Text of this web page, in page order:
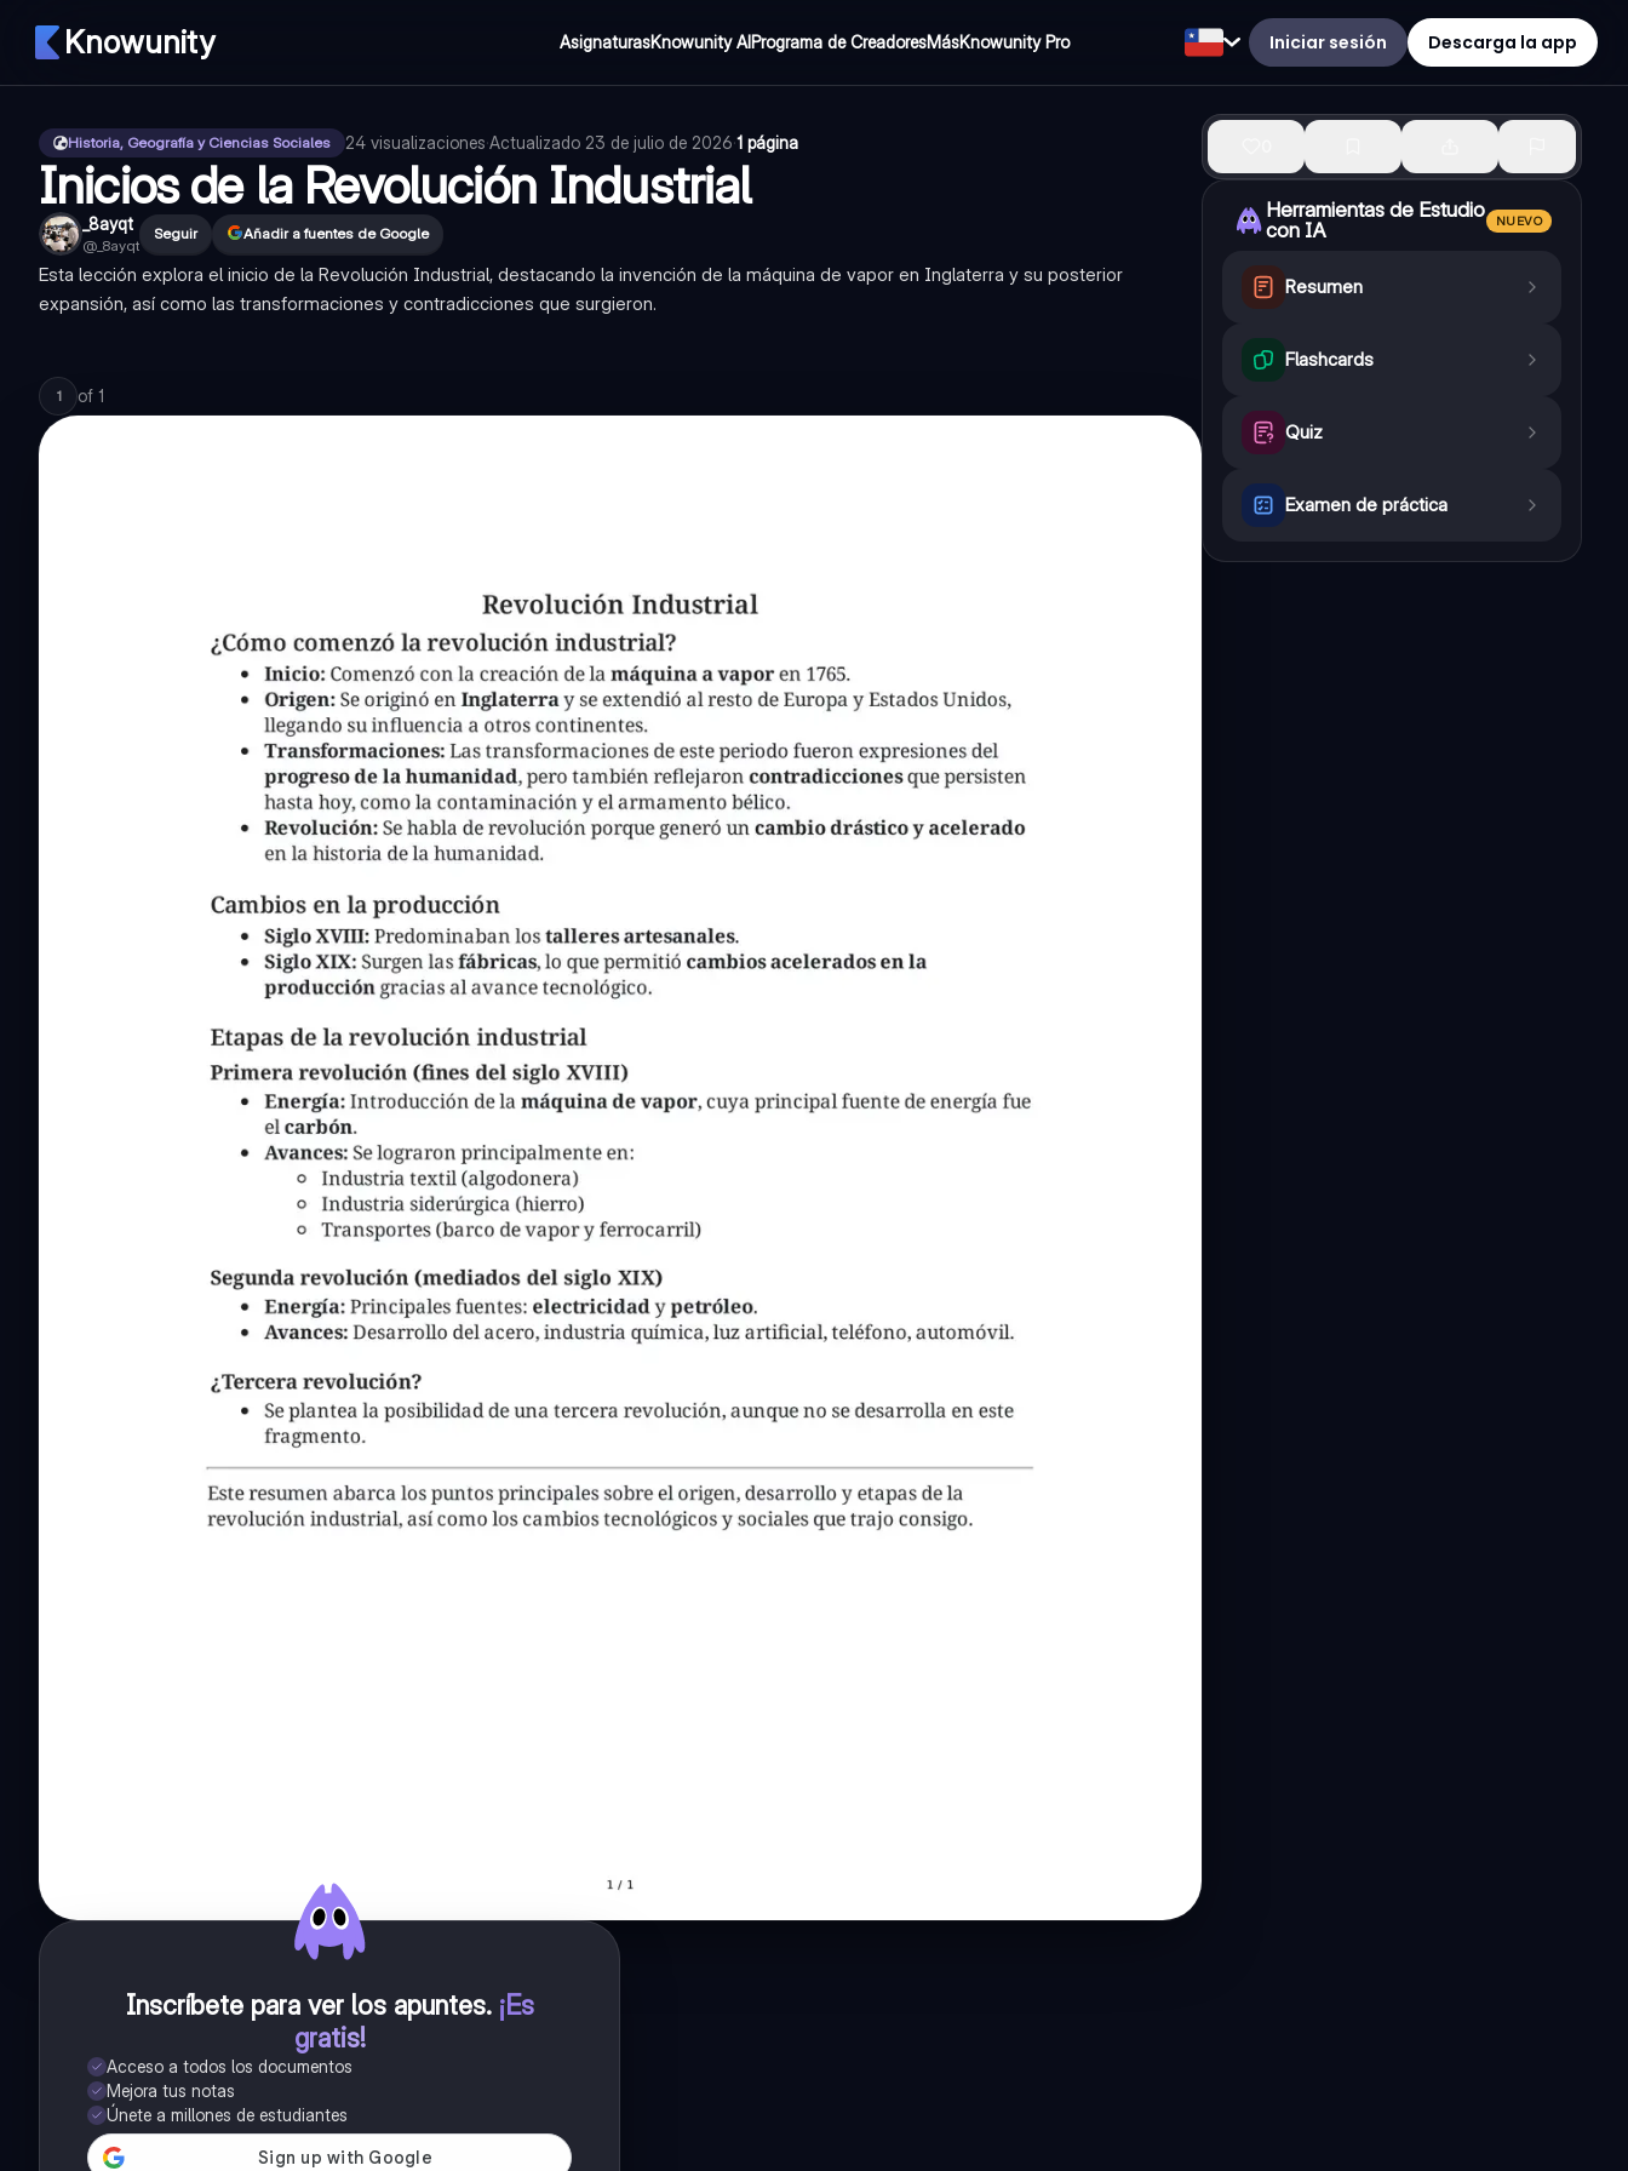
Knowunity AsignaturasKnowunity AIPrograma de CreadoresMásKnowunity Pro Iniciar sesión Descarga la app
Historia, Geografía y Ciencias Sociales 24 visualizaciones·Actualizado 23 de julio de 2026·1 página
Inicios de la Revolución Industrial
_8ayqt
@ _8ayqt
Seguir Añadir a fuentes de Google
Esta lección explora el inicio de la Revolución Industrial, destacando la invención de la máquina de vapor en Inglaterra y su posterior
expansión, así como las transformaciones y contradicciones que surgieron.
1 of 1
Inscríbete para ver los apuntes. ¡Es
gratis!
Acceso a todos los documentos
Mejora tus notas
Únete a millones de estudiantes
Herramientas de Estudio
con IA
NUEVO
Resumen
Flashcards
Quiz
Examen de práctica